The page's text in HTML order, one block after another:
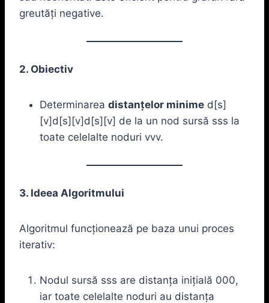
greutăți negative.
2. Obiectiv
Determinarea distanțelor minime d[s]
[v]d[s][v]d[s][v] de la un nod sursă sss la
toate celelalte noduri vvv.
3. Ideea Algoritmului
Algoritmul funcționează pe baza unui proces
iterativ:
Nodul sursă sss are distanța inițială 000,
iar toate celelalte noduri au distanța